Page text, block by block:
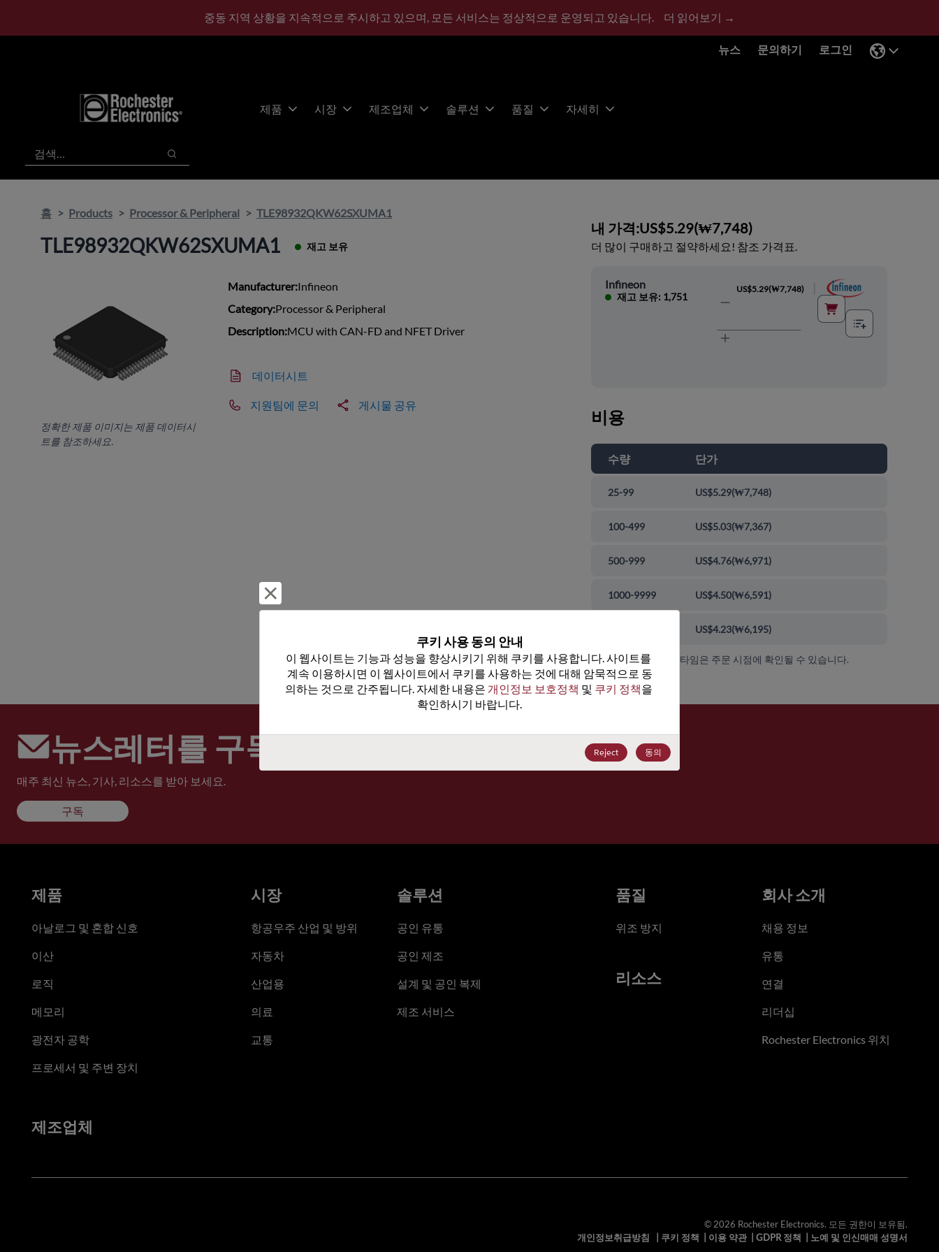
중동 지역 상황을 지속적으로 주시하고 있으며, 모든 서비스는 정상적으로 운영되고 있습니다. 더 읽어보기 →
뉴스 문의하기 로그인
제품 시장 제조업체 솔루션 품질 자세히
검색
검색
홈 Products Processor & Peripheral TLE98932QKW62SXUMA1
TLE98932QKW62SXUMA1 재고 보유
정확한 제품 이미지는 제품 데이터시
트를 참조하세요.
Manufacturer:Infineon
Category:Processor & Peripheral
Description:MCU with CAN-FD and NFET Driver
데이터시트
지원팀에 문의 게시물 공유
내 가격:US$5.29(₩7,748)
더 많이 구매하고 절약하세요! 참조 가격표.
Infineon
재고 보유: 1,751
US$5.29(₩7,748)
비용
수량 단가
25-99 US$5.29(₩7,748)
100-499 US$5.03(₩7,367)
500-999 US$4.76(₩6,971)
1000-9999 US$4.50(₩6,591)
US$4.23(₩6,195)
가격, 가용성 및 리드 타임은 주문 시점에 확인될 수 있습니다.
뉴스레터를 구독하세요
매주 최신 뉴스, 기사, 리소스를 받아 보세요.
구독
쿠키 사용 동의 안내
이 웹사이트는 기능과 성능을 향상시키기 위해 쿠키를 사용합니다. 사이트를
계속 이용하시면 이 웹사이트에서 쿠키를 사용하는 것에 대해 암묵적으로 동
의하는 것으로 간주됩니다. 자세한 내용은 개인정보 보호정책 및 쿠키 정책을
확인하시기 바랍니다.
Reject 동의
제품
아날로그 및 혼합 신호
이산
로직
메모리
광전자 공학
프로세서 및 주변 장치
시장
항공우주 산업 및 방위
자동차
산업용
의료
교통
솔루션
공인 유통
공인 제조
설계 및 공인 복제
제조 서비스
품질
위조 방지
리소스
회사 소개
채용 정보
유통
연결
리더십
Rochester Electronics 위치
제조업체
© 2026 Rochester Electronics. 모든 권한이 보유됨.
개인정보취급방침
쿠키 정책 이용 약관| GDPR 정책 노예 및 인신매매 성명서